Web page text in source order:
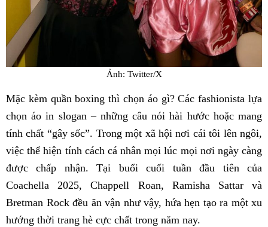
Ảnh: Twitter/X
Mặc kèm quần boxing thì chọn áo gì? Các fashionista lựa
chọn áo in slogan – những câu nói hài hước hoặc mang
tính chất “gây sốc”. Trong một xã hội nơi cái tôi lên ngôi,
việc thể hiện tính cách cá nhân mọi lúc mọi nơi ngày càng
được chấp nhận. Tại buổi cuối tuần đầu tiên của
Coachella 2025, Chappell Roan, Ramisha Sattar và
Bretman Rock đều ăn vận như vậy, hứa hẹn tạo ra một xu
hướng thời trang hè cực chất trong năm nay.